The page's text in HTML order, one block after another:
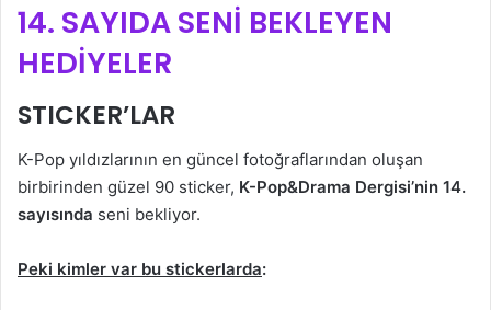
14. SAYIDA SENİ BEKLEYEN
HEDİYELER
STICKER’LAR
K-Pop yıldızlarının en güncel fotoğraflarından oluşan
birbirinden güzel 90 sticker, K-Pop&Drama Dergisi’nin 14.
sayısında seni bekliyor.
Peki kimler var bu stickerlarda: